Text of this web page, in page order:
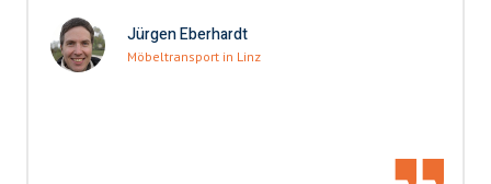
Jürgen Eberhardt
Möbeltransport in Linz